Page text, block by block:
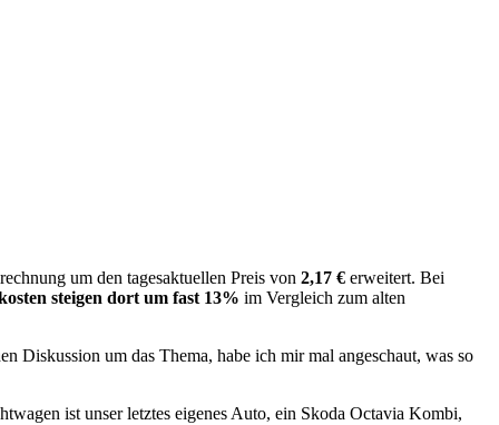
um den tagesaktuellen Preis von 2,17 € erweitert. Bei
steigen dort um fast 13% im Vergleich zum alten
Diskussion um das Thema, habe ich mir mal angeschaut, was so
ist unser letztes eigenes Auto, ein Skoda Octavia Kombi,